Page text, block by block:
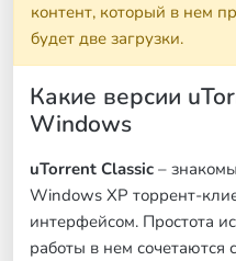
контент, который в нем
будет две загрузки.
Какие версии
Windows
uTorrent Classic–
Windows XP торрент-
интерфейсом. Простота
работы в нем сочетаются